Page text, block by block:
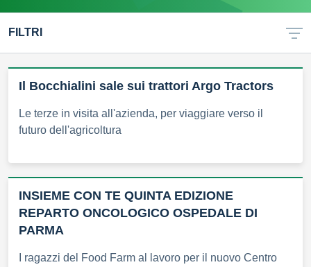
FILTRI
Il Bocchialini sale sui trattori Argo Tractors
Le terze in visita all'azienda, per viaggiare verso il
futuro dell'agricoltura
INSIEME CON TE QUINTA EDIZIONE
REPARTO ONCOLOGICO OSPEDALE DI
PARMA
I ragazzi del Food Farm al lavoro per il nuovo Centro